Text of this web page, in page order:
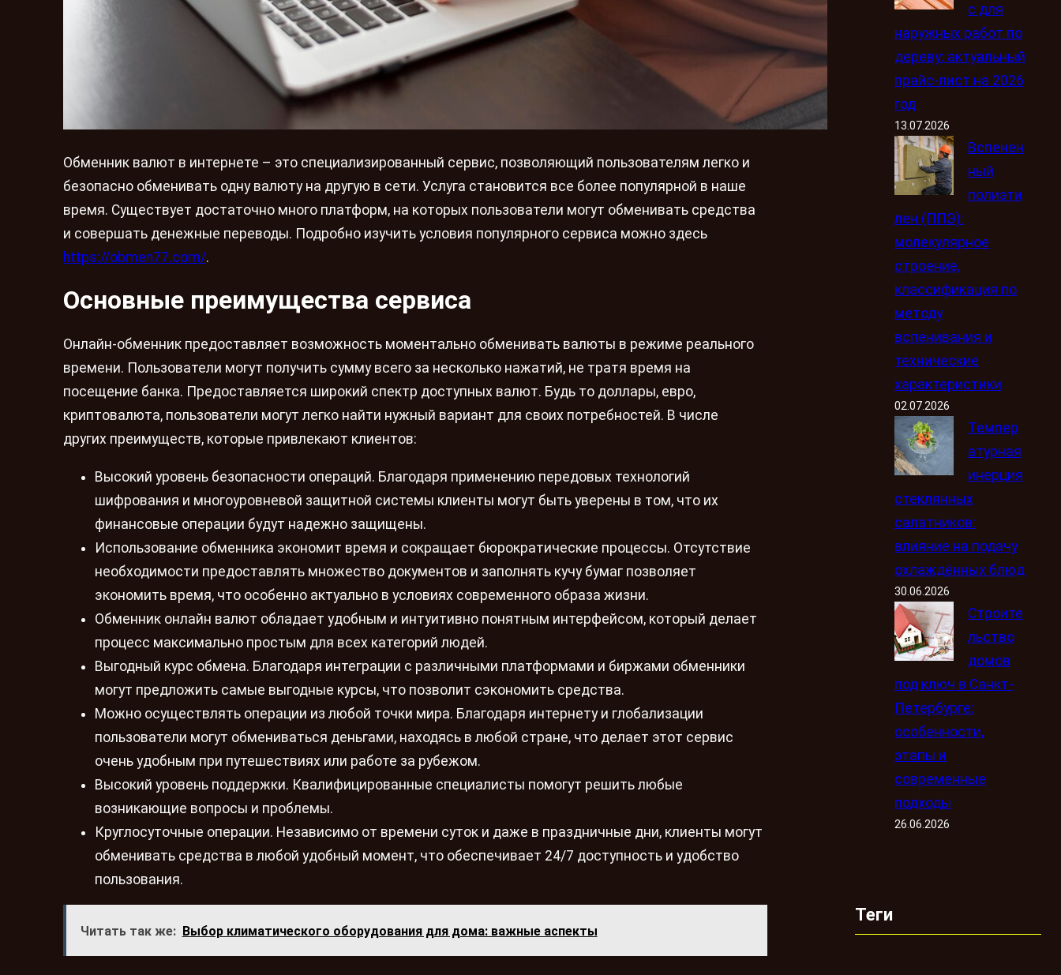
Обменник валют в интернете – это специализированный сервис, позволяющий пользователям легко и
безопасно обменивать одну валюту на другую в сети. Услуга становится все более популярной в наше
время. Существует достаточно много платформ, на которых пользователи могут обменивать средства
и совершать денежные переводы. Подробно изучить условия популярного сервиса можно здесь
https://obmen77.com/.
Основные преимущества сервиса
Онлайн-обменник предоставляет возможность моментально обменивать валюты в режиме реального
времени. Пользователи могут получить сумму всего за несколько нажатий, не тратя время на
посещение банка. Предоставляется широкий спектр доступных валют. Будь то доллары, евро,
криптовалюта, пользователи могут легко найти нужный вариант для своих потребностей. В числе
других преимуществ, которые привлекают клиентов:
Высокий уровень безопасности операций. Благодаря применению передовых технологий
шифрования и многоуровневой защитной системы клиенты могут быть уверены в том, что их
финансовые операции будут надежно защищены.
Использование обменника экономит время и сокращает бюрократические процессы. Отсутствие
необходимости предоставлять множество документов и заполнять кучу бумаг позволяет
экономить время, что особенно актуально в условиях современного образа жизни.
Обменник онлайн валют обладает удобным и интуитивно понятным интерфейсом, который делает
процесс максимально простым для всех категорий людей.
Выгодный курс обмена. Благодаря интеграции с различными платформами и биржами обменники
могут предложить самые выгодные курсы, что позволит сэкономить средства.
Можно осуществлять операции из любой точки мира. Благодаря интернету и глобализации
пользователи могут обмениваться деньгами, находясь в любой стране, что делает этот сервис
очень удобным при путешествиях или работе за рубежом.
Высокий уровень поддержки. Квалифицированные специалисты помогут решить любые
возникающие вопросы и проблемы.
Круглосуточные операции. Независимо от времени суток и даже в праздничные дни, клиенты могут
обменивать средства в любой удобный момент, что обеспечивает 24/7 доступность и удобство
пользования.
Читать так же: Выбор климатического оборудования для дома: важные аспекты
с для
наружных работ по
дереву: актуальный
прайс-лист на 2026
год
13.07.2026
Вспенен
ный
полиэти
лен (ППЭ):
молекулярное
строение,
классификация по
методу
вспенивания и
технические
характеристики
02.07.2026
Темпер
атурная
инерция
стеклянных
салатников:
влияние на подачу
охлаждённых блюд
30.06.2026
Строите
льство
домов
под ключ в Санкт-
Петербурге:
особенности,
этапы и
современные
подходы
26.06.2026
Теги